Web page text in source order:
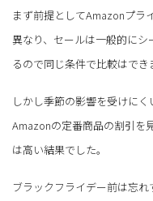
まず前提としてAmazonプラ
異なり、セールは一般的に
るので同じ条件で比較はでき
しかし季節の影響を受けに
Amazonの定番商品の割引を
は高い結果でした。
ブラックフライデー前は忘